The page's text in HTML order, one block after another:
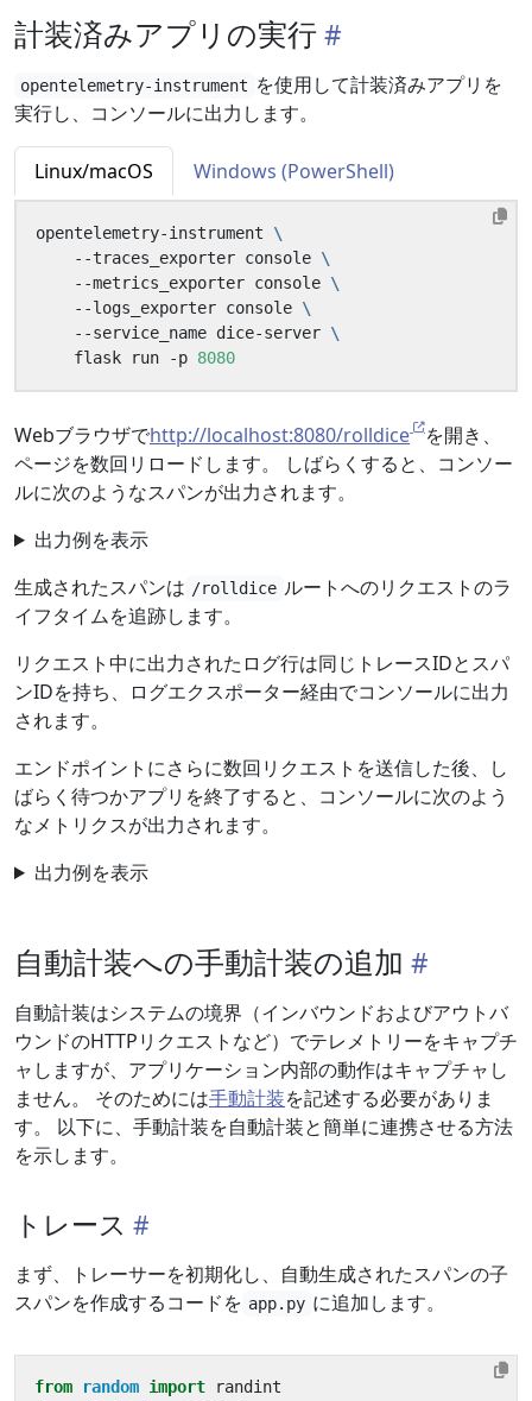
計装済みアプリの実行
opentelemetry-instrument を使用して計装済みアプリを
実行し、コンソールに出力します。
Linux/macOS Windows (PowerShell)
opentelemetry-instrument
    --traces_exporter console
    --metrics_exporter console
    --logs_exporter console
    --service_name dice-server
    flask run -p
8080
Webブラウザでhttp://localhost:8080/rolldice
を開き、
ページを数回リロードします。 しばらくすると、コンソー
ルに次のようなスパンが出力されます。
出力例を表示
生成されたスパンは /rolldice ルートへのリクエストのラ
イフタイムを追跡します。
リクエスト中に出力されたログ行は同じトレースIDとスパ
ンIDを持ち、ログエクスポーター経由でコンソールに出力
されます。
エンドポイントにさらに数回リクエストを送信した後、し
ばらく待つかアプリを終了すると、コンソールに次のよう
なメトリクスが出力されます。
出力例を表示
自動計装への手動計装の追加
自動計装はシステムの境界（インバウンドおよびアウトバ
ウンドのHTTPリクエストなど）でテレメトリーをキャプチ
ャしますが、アプリケーション内部の動作はキャプチャし
ません。 そのためには手動計装を記述する必要がありま
す。 以下に、手動計装を自動計装と簡単に連携させる方法
を示します。
トレース
まず、トレーサーを初期化し、自動生成されたスパンの子
スパンを作成するコードを app.py に追加します。
from random import
randint